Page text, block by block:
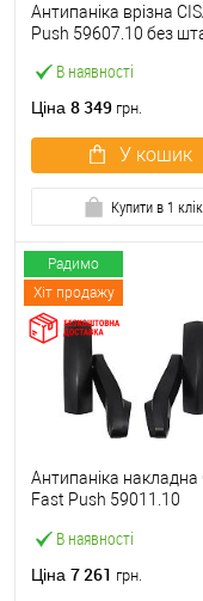
В наявності
Антипаніка врізна
Push 59607.10 без
Ціна 8 349 грн.
У кошик
Купити в 1 клік
Радимо
Хіт продажу
В наявності
Антипаніка накладна
Fast Push 59011.10
штанги
Ціна 7 261 грн.